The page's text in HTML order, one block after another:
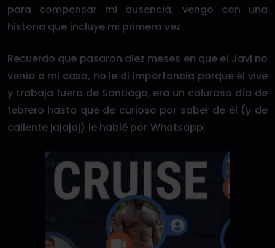
para compensar mi ausencia, vengo con una
historia que incluye mi primera vez.
Recuerdo que pasaron diez meses en que el Javi no
venía a mi casa, no le di importancia porque él vive
y trabaja fuera de Santiago, era un caluroso día de
febrero hasta que de curioso por saber de él (y de
caliente jajajaj) le hablé por Whatsapp: